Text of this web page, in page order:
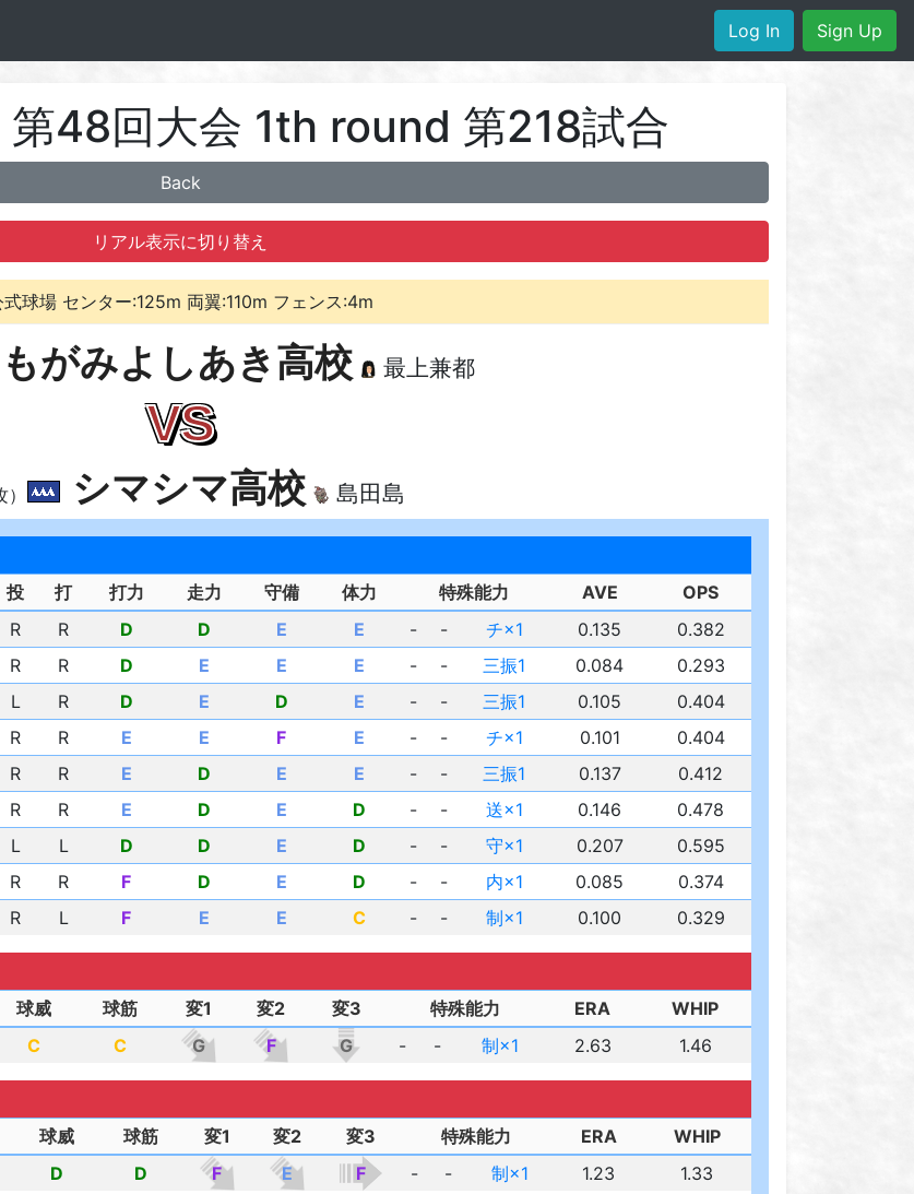
Log In Sign Up
48回大会 1th round 第218試合
Back
リアル表示に切り替え
式球場 センター:125m 両翼:110m フェンス:4m
もがみよしあき高校 最上兼都
VS
シマシマ高校 島田島
投 打 打力 走力 守備 体力 特殊能力 AVE
OPS
R R D D E E - - チ×1 0.135
0.382
R R D E E E - - 三振1 0.084
0.293
L R D E D E - - 三振1 0.105
0.404
R R E E F E - - チ×1 0.101
0.404
R R E D E E - - 三振1 0.137
0.412
R R E D E D - - 送×1 0.146
0.478
L L D D E D - - 守×1 0.207
0.595
R R F D E D - - 内×1 0.085
0.374
R L F E E C - - 制×1 0.100 0.329
球威 球筋 変1 変2 変3 特殊能力 ERA
WHIP
C C G F G - - 制×1 2.63 1.46
球威 球筋 変1 変2 変3 特殊能力 ERA
WHIP
D D F E F - - 制×1 1.23 1.33